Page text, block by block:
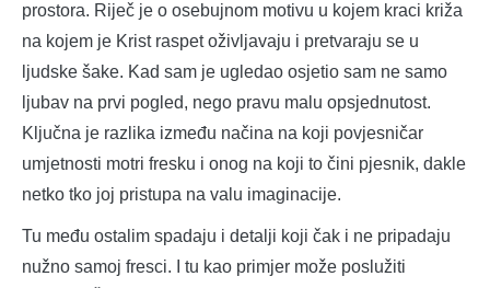
prostora. Riječ je o osebujnom motivu u kojem kraci križa
na kojem je Krist raspet oživljavaju i pretvaraju se u
ljudske šake. Kad sam je ugledao osjetio sam ne samo
ljubav na prvi pogled, nego pravu malu opsjednutost.
Ključna je razlika između načina na koji povjesničar
umjetnosti motri fresku i onog na koji to čini pjesnik, dakle
netko tko joj pristupa na valu imaginacije.
Tu među ostalim spadaju i detalji koji čak i ne pripadaju
nužno samoj fresci. I tu kao primjer može poslužiti